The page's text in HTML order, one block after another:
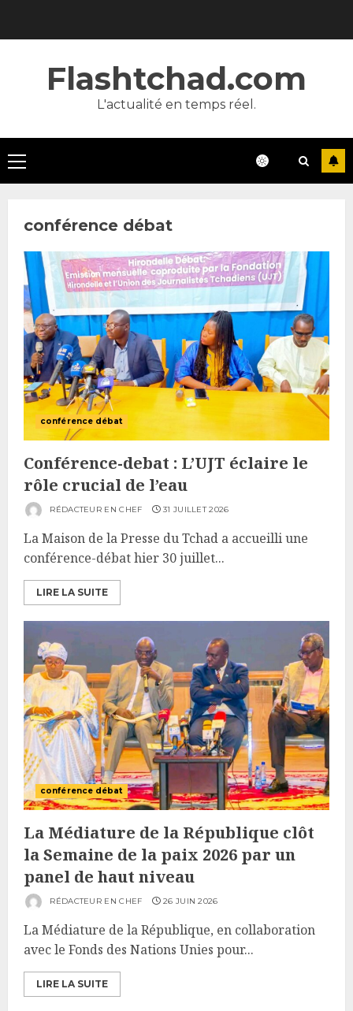
Flashtchad.com
L'actualité en temps réel.
Primary
Menu
conférence débat
conférence débat
Conférence-debat : L’UJT éclaire le
rôle crucial de l’eau
RÉDACTEUR EN CHEF 31 JUILLET 2026
La Maison de la Presse du Tchad a accueilli une
conférence-débat hier 30 juillet...
LIRE LA SUITE
conférence débat
La Médiature de la République clôt
la Semaine de la paix 2026 par un
panel de haut niveau
RÉDACTEUR EN CHEF 26 JUIN 2026
La Médiature de la République, en collaboration
avec le Fonds des Nations Unies pour...
LIRE LA SUITE